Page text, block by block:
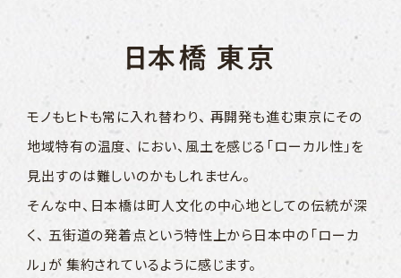
モノもヒトも常に入れ替わり、 再開発も進む東京にその
地域特有の温度、
におい、風土を感じる「ローカル性」を
見出すのは難しいのかもしれません。
そんな中、日本橋は町人文化の中心地としての伝統が深
く、
五街道の発着点という特性上から日本中の「ローカ
ル」が 集約されているように感じます。